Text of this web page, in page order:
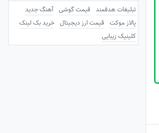
تبلیغات هدفمند قیمت گوشی آهنگ جدید
پالاز موکت قیمت ارز دیجیتال خرید بک لینک
کلینیک زیبایی